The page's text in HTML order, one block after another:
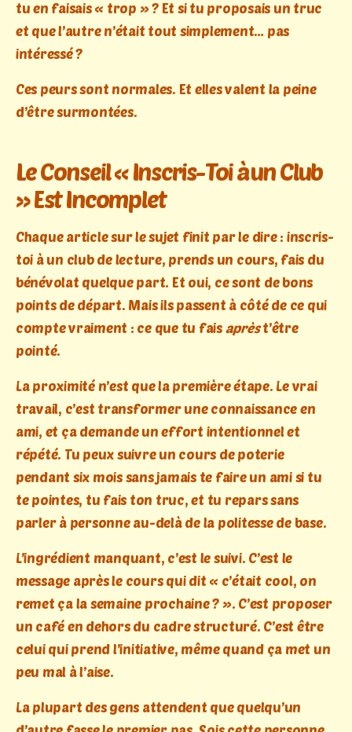
tu en faisais « trop » ? Et si tu proposais un truc
et que l’autre n’était tout simplement… pas
intéressé ?
Ces peurs sont normales. Et elles valent la peine
d’être surmontées.
Le Conseil « Inscris-Toi à un Club
» Est Incomplet
Chaque article sur le sujet finit par le dire : inscris-
toi à un club de lecture, prends un cours, fais du
bénévolat quelque part. Et oui, ce sont de bons
points de départ. Mais ils passent à côté de ce qui
compte vraiment : ce que tu fais aprèst’être
pointé.
La proximité n’est que la première étape. Le vrai
travail, c’est transformer une connaissance en
ami, et ça demande un effort intentionnel et
répété. Tu peux suivre un cours de poterie
pendant six mois sans jamais te faire un ami si tu
te pointes, tu fais ton truc, et tu repars sans
parler à personne au-delà de la politesse de base.
L’ingrédient manquant, c’est le suivi. C’est le
message après le cours qui dit « c’était cool, on
remet ça la semaine prochaine ? ». C’est proposer
un café en dehors du cadre structuré. C’est être
celui qui prend l’initiative, même quand ça met un
peu mal à l’aise.
La plupart des gens attendent que quelqu’un